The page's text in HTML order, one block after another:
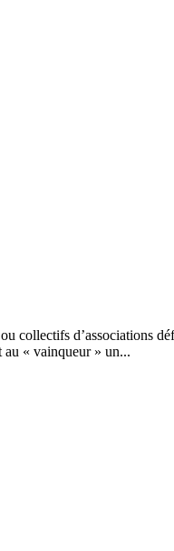
collectifs d’associations
au « vainqueur » un...